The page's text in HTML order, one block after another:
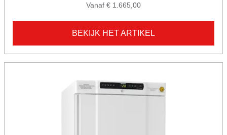
Vanaf € 1.665,00
BEKIJK HET ARTIKEL